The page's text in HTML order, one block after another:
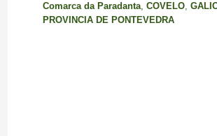
Comarca da Paradanta, COVELO,
PROVINCIA DE PONTEVEDRA